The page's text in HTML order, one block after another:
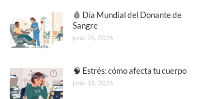
🩸 Día Mundial del Donante de
Sangre
junio 26, 2026
🧠 Estrés: cómo afecta tu cuerpo
junio 18, 2026